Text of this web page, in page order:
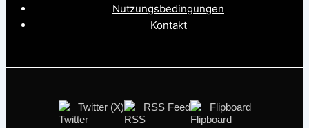
Nutzungsbedingungen
Kontakt
Twitter (X) RSS Feed Flipboard